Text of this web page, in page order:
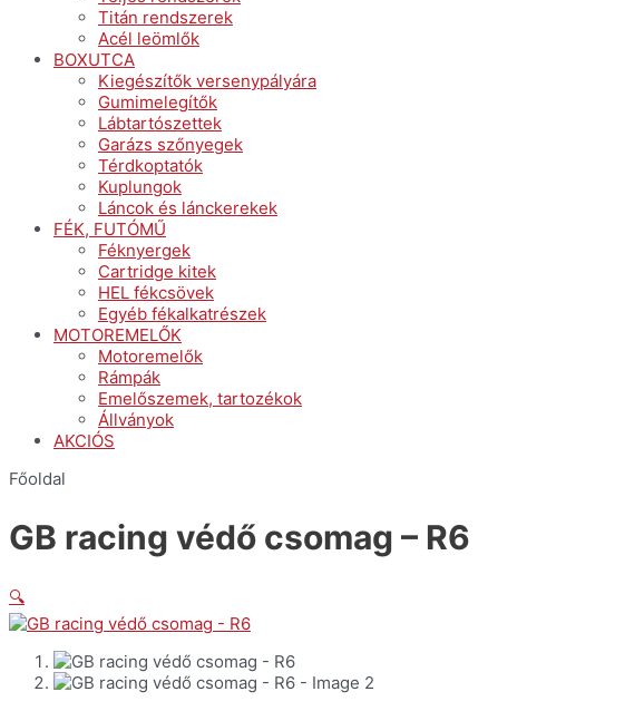
Titán rendszerek
Acél leömlők
BOXUTCA
Kiegészítők versenypályára
Gumimelegítők
Lábtartószettek
Garázs szőnyegek
Térdkoptatók
Kuplungok
Láncok és lánckerekek
FÉK, FUTÓMŰ
Féknyergek
Cartridge kitek
HEL fékcsövek
Egyéb fékalkatrészek
MOTOREMELŐK
Motoremelők
Rámpák
Emelőszemek, tartozékok
Állványok
AKCIÓS
Főoldal
GB racing védő csomag – R6
🔍